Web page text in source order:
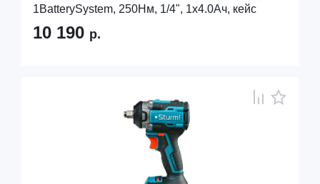
1BatterySystem, 250Нм, 1/4", 1x4.0Ач, кейс
10 190 р.